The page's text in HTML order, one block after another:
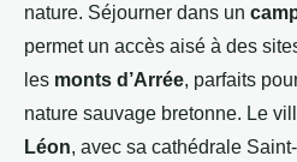
nature. Séjourner dans un
permet un accès aisé à des
les monts d’Arrée, parfaits
nature sauvage bretonne. Le
Léon, avec sa cathédrale